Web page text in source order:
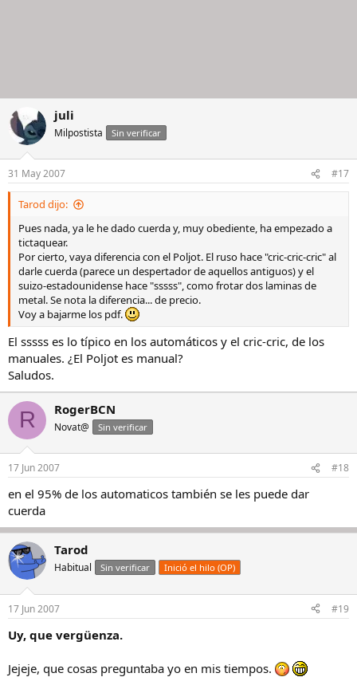
juli
Milpostista Sin verificar
31 May 2007 #17
Tarod dijo:
Pues nada, ya le he dado cuerda y, muy obediente, ha empezado a
tictaquear.
Por cierto, vaya diferencia con el Poljot. El ruso hace "cric-cric-cric" al
darle cuerda (parece un despertador de aquellos antiguos) y el
suizo-estadounidense hace "sssss", como frotar dos laminas de
metal. Se nota la diferencia... de precio.
Voy a bajarme los pdf.
El sssss es lo típico en los automáticos y el cric-cric, de los
manuales. ¿El Poljot es manual?
Saludos.
R RogerBCN
Novat@ Sin verificar
17 Jun 2007 #18
en el 95% de los automaticos también se les puede dar
cuerda
Tarod
Habitual Sin verificar Inició el hilo (OP)
17 Jun 2007 #19
Uy, que vergüenza.
Jejeje, que cosas preguntaba yo en mis tiempos.